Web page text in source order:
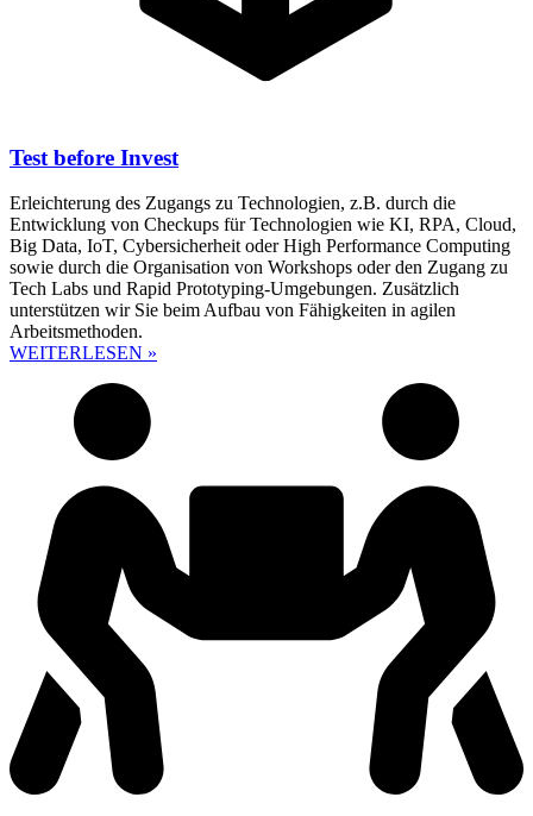
Test before Invest
Erleichterung des Zugangs zu Technologien, z.B. durch die
Entwicklung von Checkups für Technologien wie KI, RPA, Cloud,
Big Data, IoT, Cybersicherheit oder High Performance Computing
sowie durch die Organisation von Workshops oder den Zugang zu
Tech Labs und Rapid Prototyping-Umgebungen. Zusätzlich
unterstützen wir Sie beim Aufbau von Fähigkeiten in agilen
Arbeitsmethoden.
WEITERLESEN »